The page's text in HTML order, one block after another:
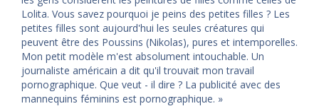
Lolita. Vous savez pourquoi je peins des petites filles ? Les
petites filles sont aujourd'hui les seules créatures qui
peuvent être des Poussins (Nikolas), pures et intemporelles.
Mon petit modèle m'est absolument intouchable. Un
journaliste américain a dit qu'il trouvait mon travail
pornographique. Que veut - il dire ? La publicité avec des
mannequins féminins est pornographique. »